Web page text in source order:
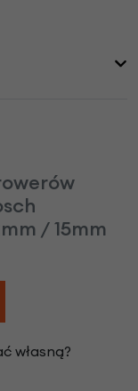
/ 15mm
własną?